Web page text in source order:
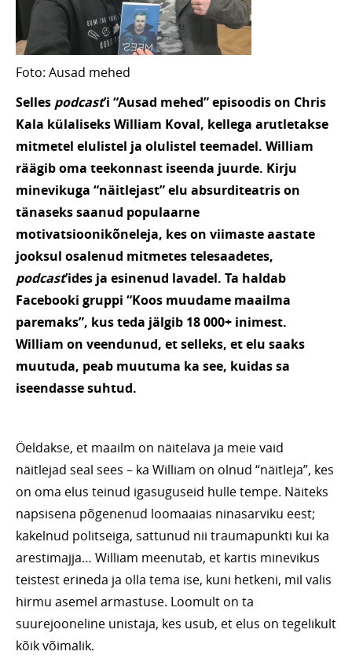
Foto: Ausad mehed
Selles podcast’i “Ausad mehed” episoodis on Chris
Kala külaliseks William Koval, kellega arutletakse
mitmetel elulistel ja olulistel teemadel. William
räägib oma teekonnast iseenda juurde. Kirju
minevikuga “näitlejast” elu absurditeatris on
tänaseks saanud populaarne
motivatsioonikõneleja, kes on viimaste aastate
jooksul osalenud mitmetes telesaadetes,
podcast’ides ja esinenud lavadel. Ta haldab
Facebooki gruppi “Koos muudame maailma
paremaks”, kus teda jälgib 18 000+ inimest.
William on veendunud, et selleks, et elu saaks
muutuda, peab muutuma ka see, kuidas sa
iseendasse suhtud.
Öeldakse, et maailm on näitelava ja meie vaid
näitlejad seal sees – ka William on olnud “näitleja”, kes
on oma elus teinud igasuguseid hulle tempe. Näiteks
napsisena põgenenud loomaaias ninasarviku eest;
kakelnud politseiga, sattunud nii traumapunkti kui ka
arestimajja… William meenutab, et kartis minevikus
teistest erineda ja olla tema ise, kuni hetkeni, mil valis
hirmu asemel armastuse. Loomult on ta
suurejooneline unistaja, kes usub, et elus on tegelikult
kõik võimalik.